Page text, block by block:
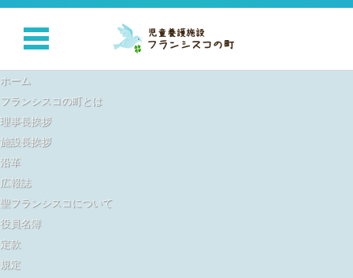
コンテンツに移動
ホーム
フランシスコの町とは
理事長挨拶
施設長挨拶
沿革
広報誌
聖フランシスコについて
役員名簿
定款
規定